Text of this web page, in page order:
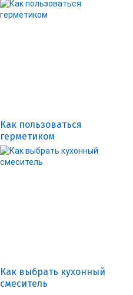
Как пользоваться
герметиком
Как выбрать кухонный
смеситель